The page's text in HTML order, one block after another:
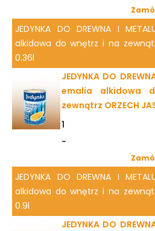
JEDYNKA DO DREWNA I
alkidowa do wnętrz i na
0.36l
JEDYNKA DO
emalia alkidowa
zewnątrz ORZECH
1
-
JEDYNKA DO DREWNA I
alkidowa do wnętrz i na
0.9l
JEDYNKA DO